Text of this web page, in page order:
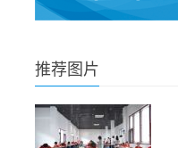
推荐图片